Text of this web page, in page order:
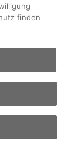
Jobs
finden